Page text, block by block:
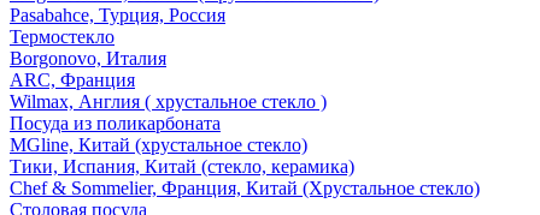
Pasabahce, Турция, Россия
Термостекло
Borgonovo, Италия
ARC, Франция
Wilmax, Англия ( хрустальное стекло )
Посуда из поликарбоната
MGline, Китай (хрустальное стекло)
Тики, Испания, Китай (стекло, керамика)
Chef & Sommelier, Франция, Китай (Хрустальное стекло)
Столовая посуда